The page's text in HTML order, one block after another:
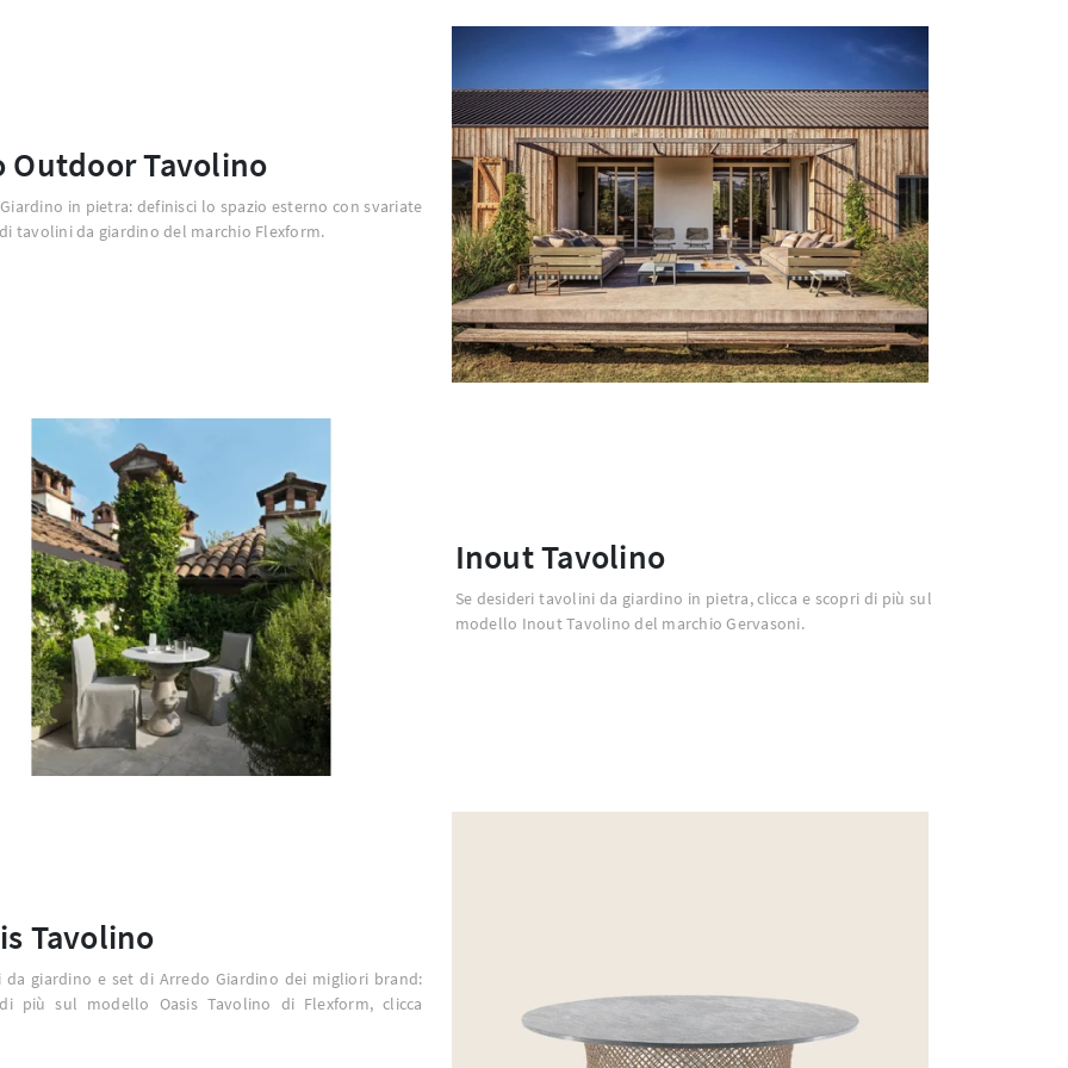
Outdoor Tavolino
in pietra: definisci lo spazio esterno con svariate
tavolini da giardino del marchio Flexform.
Inout Tavolino
Se desideri tavolini da giardino in pietra, clicca e scopri di più sul
modello Inout Tavolino del marchio Gervasoni.
Tavolino
giardino e set di Arredo Giardino dei migliori brand:
più sul modello Oasis Tavolino di Flexform, clicca